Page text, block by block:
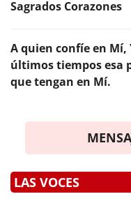
Sagrados Corazones
A quien confíe en Mí,
últimos tiempos esa
que tengan en Mí.
LAS VOCES